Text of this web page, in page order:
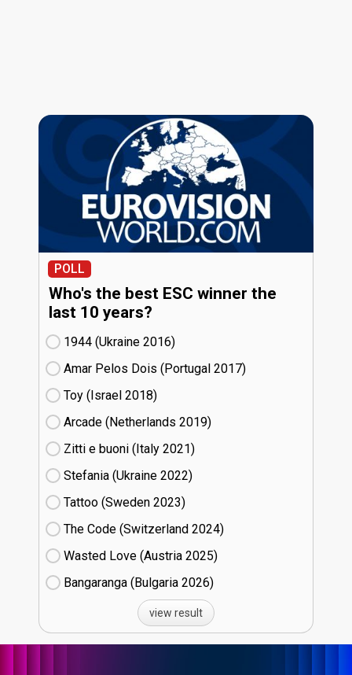
POLL
Who's the best ESC winner the
last 10 years?
1944 (Ukraine
16)
Amar Pelos Dois (Portugal
17)
Toy (Israel
18)
Arcade (Netherlands
19)
Zitti e buoni​ (Italy
21)
Stefania (Ukraine
22)
Tattoo (Sweden
23)
The Code (Switzerland
24)
Wasted Love (Austria
25)
Bangaranga (Bulgaria
26)
view result